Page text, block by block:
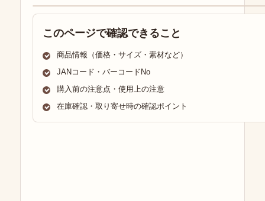
このページで確認できること
商品情報（価格・サイズ・素材など）
JANコード・バーコードNo
購入前の注意点・使用上の注意
在庫確認・取り寄せ時の確認ポイント